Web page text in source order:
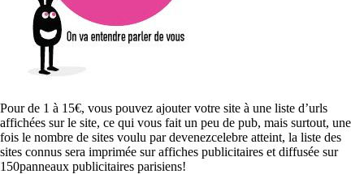
Pour de 1 à 15€, vous pouvez ajouter votre site à une liste d’urls
affichées sur le site, ce qui vous fait un peu de pub, mais surtout, une
fois le nombre de sites voulu par devenezcelebre atteint, la liste des
sites connus sera imprimée sur affiches publicitaires et diffusée sur
150panneaux publicitaires parisiens!